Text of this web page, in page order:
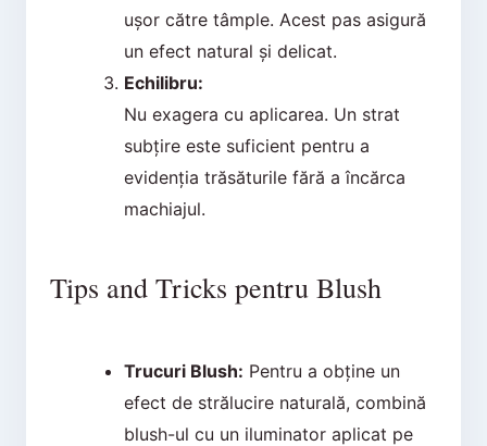
ușor către tâmple. Acest pas asigură
un efect natural și delicat.
Echilibru:
Nu exagera cu aplicarea. Un strat
subțire este suficient pentru a
evidenția trăsăturile fără a încărca
machiajul.
Tips and Tricks pentru Blush
Trucuri Blush: Pentru a obține un
efect de strălucire naturală, combină
blush-ul cu un iluminator aplicat pe